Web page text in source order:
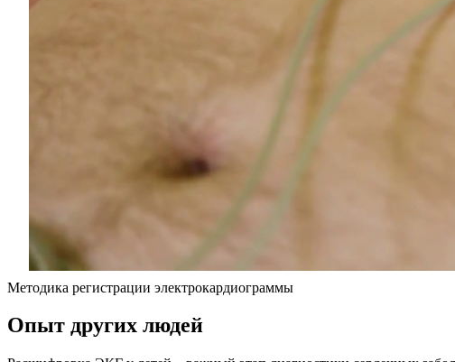
Методика регистрации электрокардиограммы
Опыт других людей